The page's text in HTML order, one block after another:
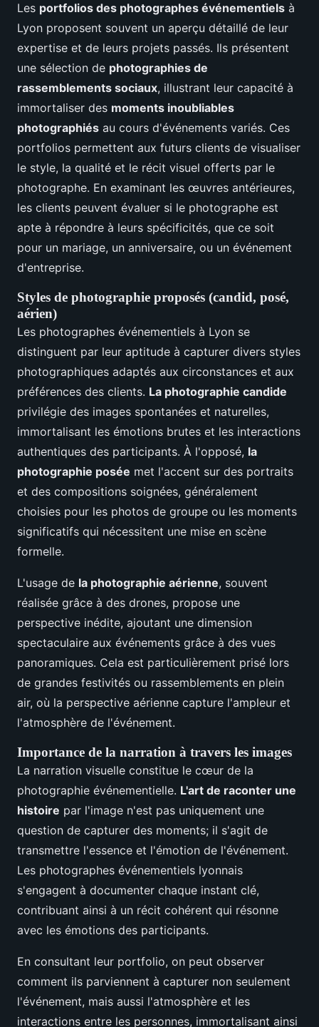
Les portfolios des photographes événementiels à
Lyon proposent souvent un aperçu détaillé de leur
expertise et de leurs projets passés. Ils présentent
une sélection de photographies de
rassemblements sociaux, illustrant leur capacité à
immortaliser des moments inoubliables
photographiés au cours d'événements variés. Ces
portfolios permettent aux futurs clients de visualiser
le style, la qualité et le récit visuel offerts par le
photographe. En examinant les œuvres antérieures,
les clients peuvent évaluer si le photographe est
apte à répondre à leurs spécificités, que ce soit
pour un mariage, un anniversaire, ou un événement
d'entreprise.
Styles de photographie proposés (candid, posé,
aérien)
Les photographes événementiels à Lyon se
distinguent par leur aptitude à capturer divers styles
photographiques adaptés aux circonstances et aux
préférences des clients. La photographie candide
privilégie des images spontanées et naturelles,
immortalisant les émotions brutes et les interactions
authentiques des participants. À l'opposé, la
photographie posée met l'accent sur des portraits
et des compositions soignées, généralement
choisies pour les photos de groupe ou les moments
significatifs qui nécessitent une mise en scène
formelle.
L'usage de la photographie aérienne, souvent
réalisée grâce à des drones, propose une
perspective inédite, ajoutant une dimension
spectaculaire aux événements grâce à des vues
panoramiques. Cela est particulièrement prisé lors
de grandes festivités ou rassemblements en plein
air, où la perspective aérienne capture l'ampleur et
l'atmosphère de l'événement.
Importance de la narration à travers les images
La narration visuelle constitue le cœur de la
photographie événementielle. L'art de raconter une
histoire par l'image n'est pas uniquement une
question de capturer des moments; il s'agit de
transmettre l'essence et l'émotion de l'événement.
Les photographes événementiels lyonnais
s'engagent à documenter chaque instant clé,
contribuant ainsi à un récit cohérent qui résonne
avec les émotions des participants.
En consultant leur portfolio, on peut observer
comment ils parviennent à capturer non seulement
l'événement, mais aussi l'atmosphère et les
interactions entre les personnes, immortalisant ainsi